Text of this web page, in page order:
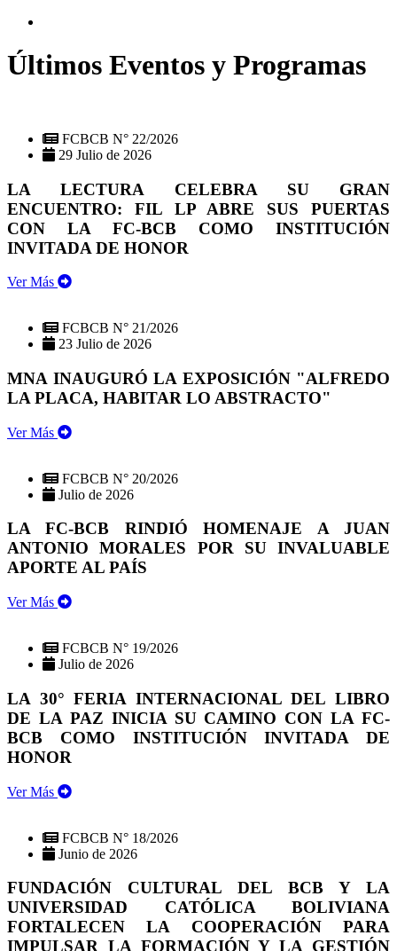
Últimos Eventos y Programas
FCBCB N° 22/2026
29 Julio de 2026
LA LECTURA CELEBRA SU GRAN
ENCUENTRO: FIL LP ABRE SUS PUERTAS
CON LA FC-BCB COMO INSTITUCIÓN
INVITADA DE HONOR
Ver Más
FCBCB N° 21/2026
23 Julio de 2026
MNA INAUGURÓ LA EXPOSICIÓN "ALFREDO
LA PLACA, HABITAR LO ABSTRACTO"
Ver Más
FCBCB N° 20/2026
Julio de 2026
LA FC-BCB RINDIÓ HOMENAJE A JUAN
ANTONIO MORALES POR SU INVALUABLE
APORTE AL PAÍS
Ver Más
FCBCB N° 19/2026
Julio de 2026
LA 30° FERIA INTERNACIONAL DEL LIBRO
DE LA PAZ INICIA SU CAMINO CON LA FC-
BCB COMO INSTITUCIÓN INVITADA DE
HONOR
Ver Más
FCBCB N° 18/2026
Junio de 2026
FUNDACIÓN CULTURAL DEL BCB Y LA
UNIVERSIDAD CATÓLICA BOLIVIANA
FORTALECEN LA COOPERACIÓN PARA
IMPULSAR LA FORMACIÓN Y LA GESTIÓN